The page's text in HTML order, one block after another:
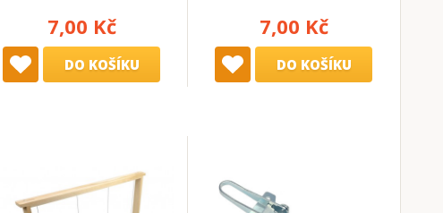
7,00 Kč
DO KOŠÍKU
7,00 Kč
DO KOŠÍKU